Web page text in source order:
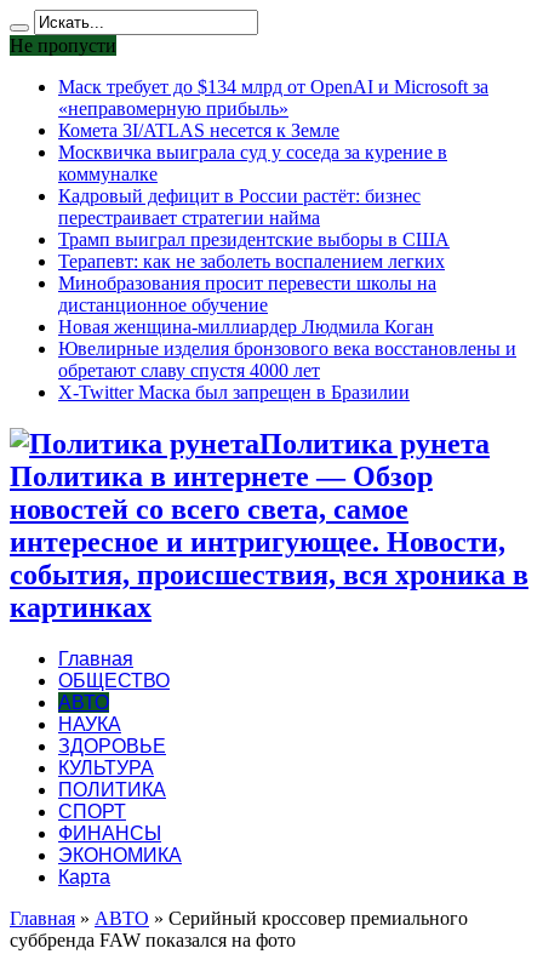
Не пропусти
Маск требует до $134 млрд от OpenAI и Microsoft за
«неправомерную прибыль»
Комета 3I/ATLAS несется к Земле
Москвичка выиграла суд у соседа за курение в
коммуналке
Кадровый дефицит в России растёт: бизнес
перестраивает стратегии найма
Трамп выиграл президентские выборы в США
Терапевт: как не заболеть воспалением легких
Минобразования просит перевести школы на
дистанционное обучение
Новая женщина-миллиардер Людмила Коган
Ювелирные изделия бронзового века восстановлены и
обретают славу спустя 4000 лет
X-Twitter Маска был запрещен в Бразилии
Политика рунета
Политика в интернете — Обзор
новостей со всего света, самое
интересное и интригующее. Новости,
события, происшествия, вся хроника в
картинках
Главная
ОБЩЕСТВО
АВТО
НАУКА
ЗДОРОВЬЕ
КУЛЬТУРА
ПОЛИТИКА
СПОРТ
ФИНАНСЫ
ЭКОНОМИКА
Карта
Главная » АВТО » Серийный кроссовер премиального
суббренда FAW показался на фото